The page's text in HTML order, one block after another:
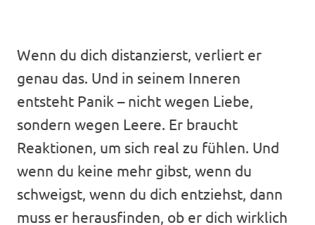
Wenn du dich distanzierst, verliert er
genau das. Und in seinem Inneren
entsteht Panik – nicht wegen Liebe,
sondern wegen Leere. Er braucht
Reaktionen, um sich real zu fühlen. Und
wenn du keine mehr gibst, wenn du
schweigst, wenn du dich entziehst, dann
muss er herausfinden, ob er dich wirklich